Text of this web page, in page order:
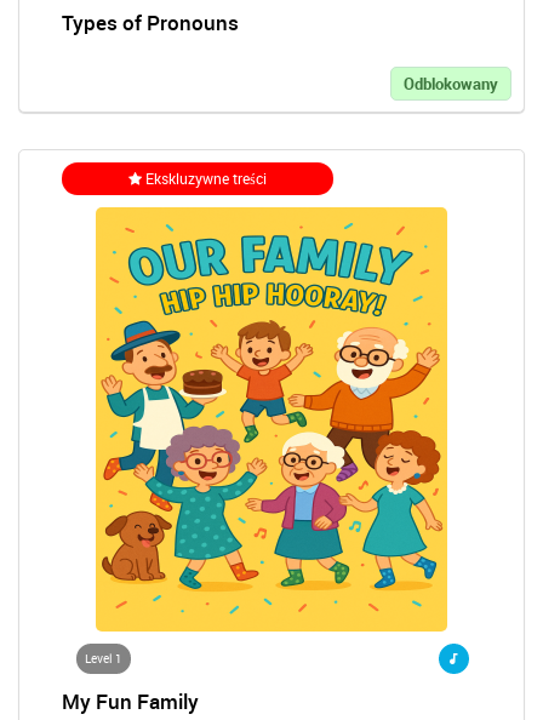
Types of Pronouns
Odblokowany
Ekskluzywne treści
Level 1
My Fun Family